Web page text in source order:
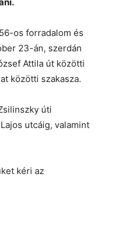
os forradalom és
23-án, szerdán
Attila út közötti
közötti szakasza.
úti
utcáig, valamint
kéri az